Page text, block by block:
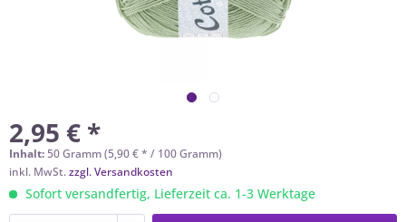
2,95 € *
Inhalt: 50 Gramm (5,90 € * / 100 Gramm)
inkl. MwSt.zzgl. Versandkosten
Sofort versandfertig, Lieferzeit ca. 1-3 Werktage